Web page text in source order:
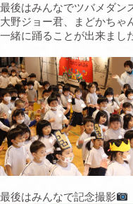
最後はみんなでツバメダン
大野ジョー君、まどかちゃ
一緒に踊ることが出来まし
最後はみんなで記念撮影